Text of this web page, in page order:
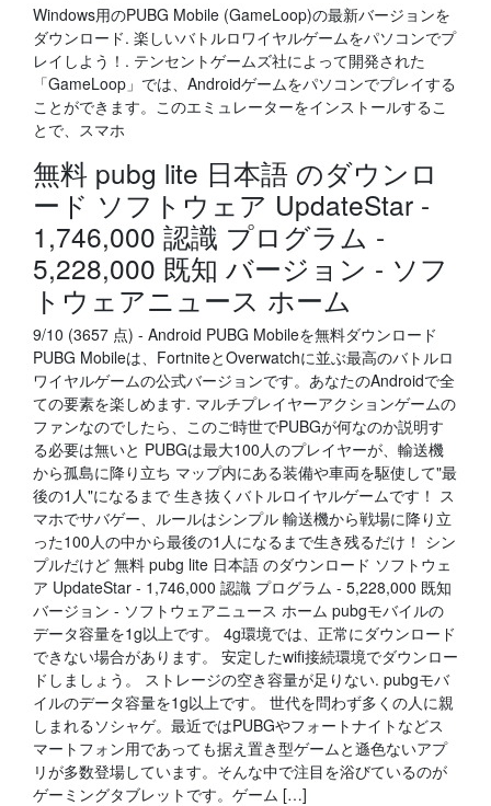
Windows用のPUBG Mobile (GameLoop)の最新バージョンを
ダウンロード. 楽しいバトルロワイヤルゲームをパソコンでプ
レイしよう！. テンセントゲームズ社によって開発された
「GameLoop」では、Androidゲームをパソコンでプレイする
ことができます。このエミュレーターをインストールするこ
とで、スマホ
無料 pubg lite 日本語 のダウンロ
ード ソフトウェア UpdateStar -
1,746,000 認識 プログラム -
5,228,000 既知 バージョン - ソフ
トウェアニュース ホーム
9/10 (3657 点) - Android PUBG Mobileを無料ダウンロード
PUBG Mobileは、FortniteとOverwatchに並ぶ最高のバトルロ
ワイヤルゲームの公式バージョンです。あなたのAndroidで全
ての要素を楽しめます. マルチプレイヤーアクションゲームの
ファンなのでしたら、このご時世でPUBGが何なのか説明す
る必要は無いと PUBGは最大100人のプレイヤーが、輸送機
から孤島に降り立ち マップ内にある装備や車両を駆使して"最
後の1人"になるまで 生き抜くバトルロイヤルゲームです！ ス
マホでサバゲー、ルールはシンプル 輸送機から戦場に降り立
った100人の中から最後の1人になるまで生き残るだけ！ シン
プルだけど 無料 pubg lite 日本語 のダウンロード ソフトウェ
ア UpdateStar - 1,746,000 認識 プログラム - 5,228,000 既知
バージョン - ソフトウェアニュース ホーム pubgモバイルの
データ容量を1g以上です。 4g環境では、正常にダウンロード
できない場合があります。 安定したwifi接続環境でダウンロー
ドしましょう。 ストレージの空き容量が足りない. pubgモバ
イルのデータ容量を1g以上です。 世代を問わず多くの人に親
しまれるソシャゲ。最近ではPUBGやフォートナイトなどス
マートフォン用であっても据え置き型ゲームと遜色ないアプ
リが多数登場しています。そんな中で注目を浴びているのが
ゲーミングタブレットです。ゲーム […]